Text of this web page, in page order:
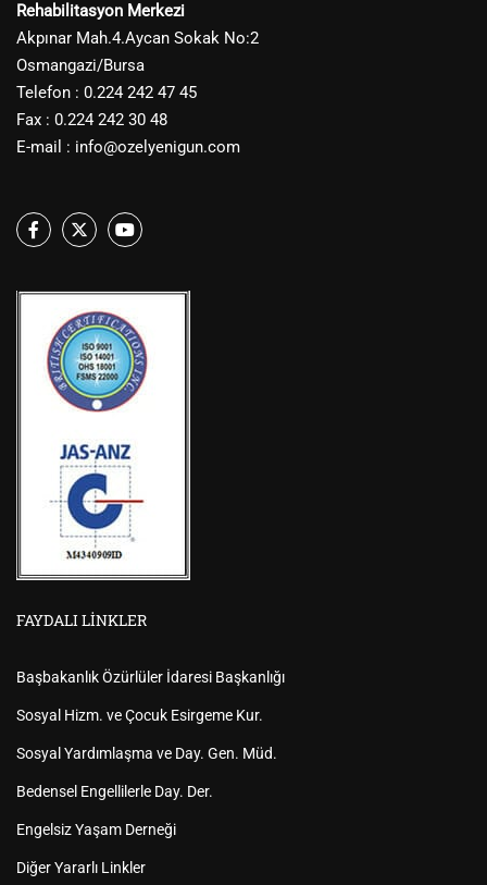
Rehabilitasyon Merkezi
Akpınar Mah.4.Aycan Sokak No:2
Osmangazi/Bursa
Telefon : 0.224 242 47 45
Fax : 0.224 242 30 48
E-mail : info@ozelyenigun.com
FAYDALI LINKLER
Başbakanlık Özürlüler İdaresi Başkanlığı
Sosyal Hizm. ve Çocuk Esirgeme Kur.
Sosyal Yardımlaşma ve Day. Gen. Müd.
Bedensel Engellilerle Day. Der.
Engelsiz Yaşam Derneği
Diğer Yararlı Linkler